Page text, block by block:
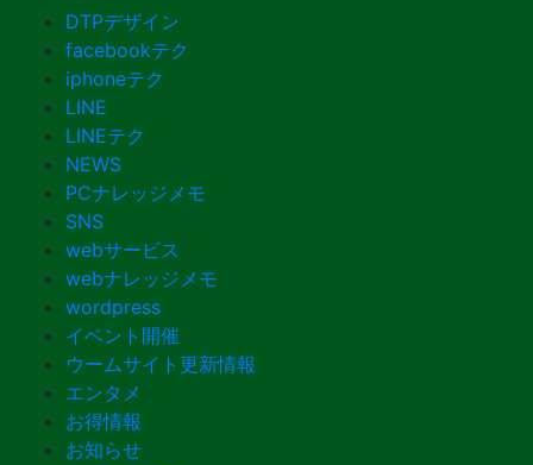
DTPデザイン
facebookテク
iphoneテク
LINE
LINEテク
NEWS
PCナレッジメモ
SNS
webサービス
webナレッジメモ
wordpress
イベント開催
ウームサイト更新情報
エンタメ
お得情報
お知らせ